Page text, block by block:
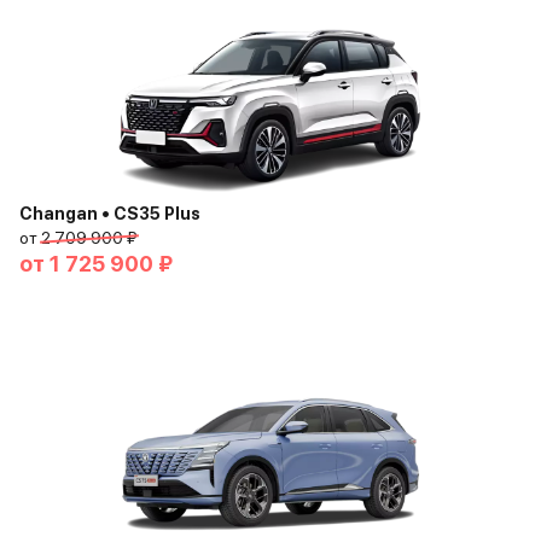
Changan • CS35 Plus
от2 709 900 ₽
от 1 725 900 ₽